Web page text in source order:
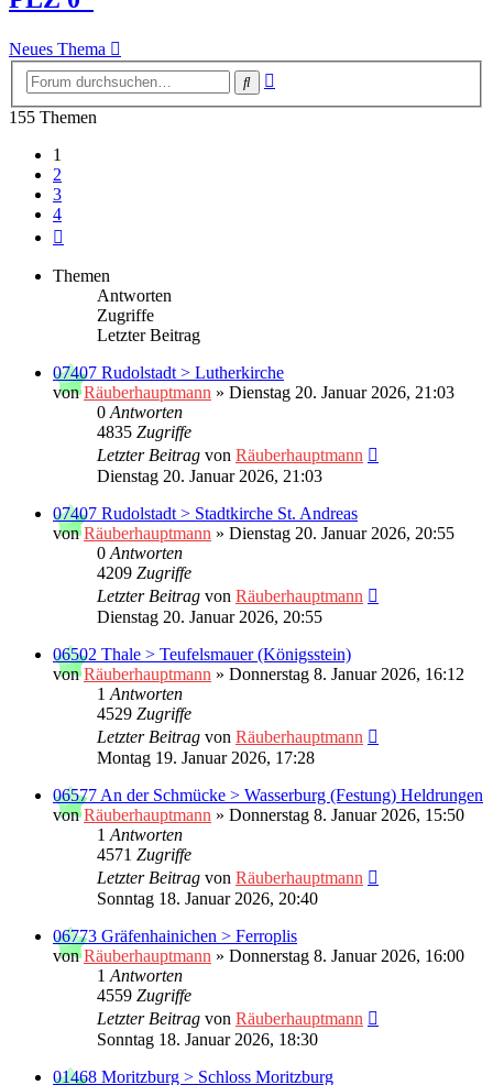
Neues Thema
Suche
155 Themen
1
2
3
4
Themen
Antworten
Zugriffe
Letzter Beitrag
07407 Rudolstadt > Lutherkirche
vonRäuberhauptmann » Dienstag 20. Januar 2026, 21:03
0 Antworten
4835 Zugriffe
Letzter Beitrag von Räuberhauptmann
Dienstag 20. Januar 2026, 21:03
07407 Rudolstadt > Stadtkirche St. Andreas
vonRäuberhauptmann » Dienstag 20. Januar 2026, 20:55
0 Antworten
4209 Zugriffe
Letzter Beitrag von Räuberhauptmann
Dienstag 20. Januar 2026, 20:55
06502 Thale > Teufelsmauer (Königsstein)
vonRäuberhauptmann » Donnerstag 8. Januar 2026, 16:12
1 Antworten
4529 Zugriffe
Letzter Beitrag von Räuberhauptmann
Montag 19. Januar 2026, 17:28
06577 An der Schmücke > Wasserburg (Festung) Heldrungen
vonRäuberhauptmann » Donnerstag 8. Januar 2026, 15:50
1 Antworten
4571 Zugriffe
Letzter Beitrag von Räuberhauptmann
Sonntag 18. Januar 2026, 20:40
06773 Gräfenhainichen > Ferroplis
vonRäuberhauptmann » Donnerstag 8. Januar 2026, 16:00
1 Antworten
4559 Zugriffe
Letzter Beitrag von Räuberhauptmann
Sonntag 18. Januar 2026, 18:30
01468 Moritzburg > Schloss Moritzburg